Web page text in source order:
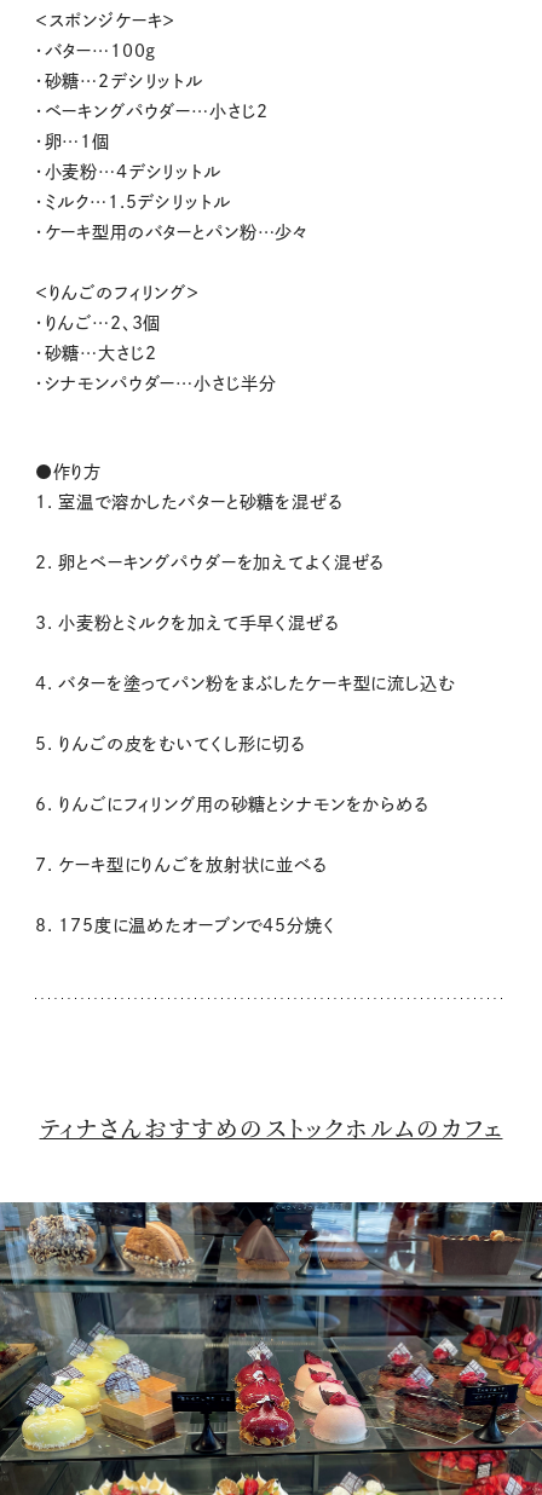
＜スポンジケーキ＞
・バター…100g
・砂糖…2デシリットル
・ベーキングパウダー…小さじ2
・卵…1個
・小麦粉…4デシリットル
・ミルク…1.5デシリットル
・ケーキ型用のバターとパン粉…少々
＜りんごのフィリング＞
・りんご…2、3個
・砂糖…大さじ2
・シナモンパウダー…小さじ半分
●作り方
1. 室温で溶かしたバターと砂糖を混ぜる
2. 卵とベーキングパウダーを加えてよく混ぜる
3. 小麦粉とミルクを加えて手早く混ぜる
4. バターを塗ってパン粉をまぶしたケーキ型に流し込む
5. りんごの皮をむいてくし形に切る
6. りんごにフィリング用の砂糖とシナモンをからめる
7. ケーキ型にりんごを放射状に並べる
8. 175度に温めたオーブンで45分焼く
ティナさんおすすめのストックホルムのカフェ